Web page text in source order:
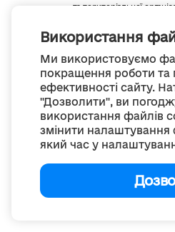
Використання
Ми використовуємо
покращення роботи та
ефективності сайту.
"Дозволити", ви
використання файлів
змінити налаштування
який час у
та територіальної
Весь контент
Creative Commons Attribution
якщо не